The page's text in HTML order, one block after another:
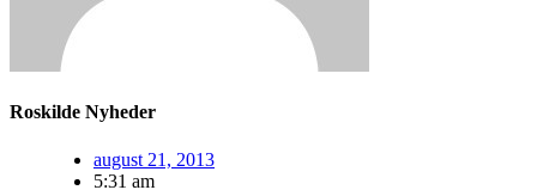
Roskilde Nyheder
august 21, 2013
5:31 am